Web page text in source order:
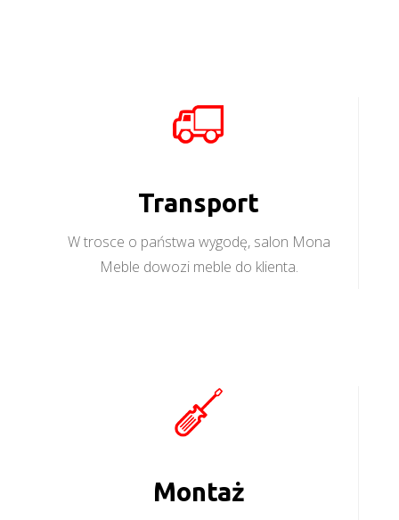
Transport
W trosce o państwa wygodę, salon Mona
Meble dowozi meble do klienta.
Montaż